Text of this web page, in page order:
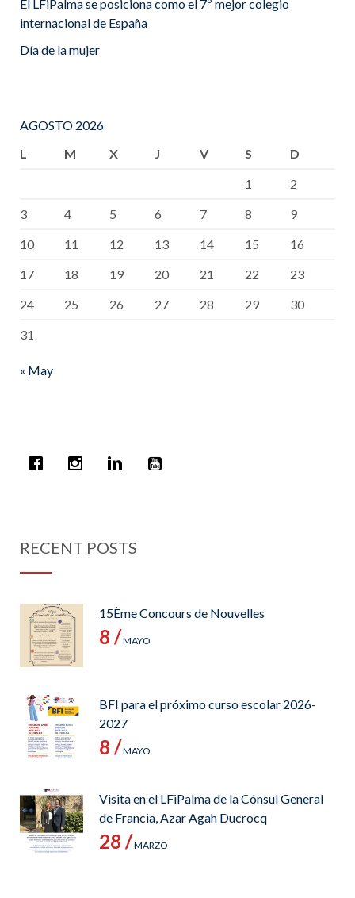
El LFiPalma se posiciona como el 7º mejor colegio
internacional de España
Día de la mujer
AGOSTO 2026
L
M X J V S
D
1
2
3
4 5 6 7 8
9
10
11 12 13 14 15
16
17
18 19 20 21 22
23
24
25 26 27 28 29
30
31
« May
RECENT POSTS
15Ème Concours de Nouvelles
8 /MAYO
BFI para el próximo curso escolar 2026-
2027
8 /MAYO
Visita en el LFiPalma de la Cónsul General
de Francia, Azar Agah Ducrocq
28 /MARZO